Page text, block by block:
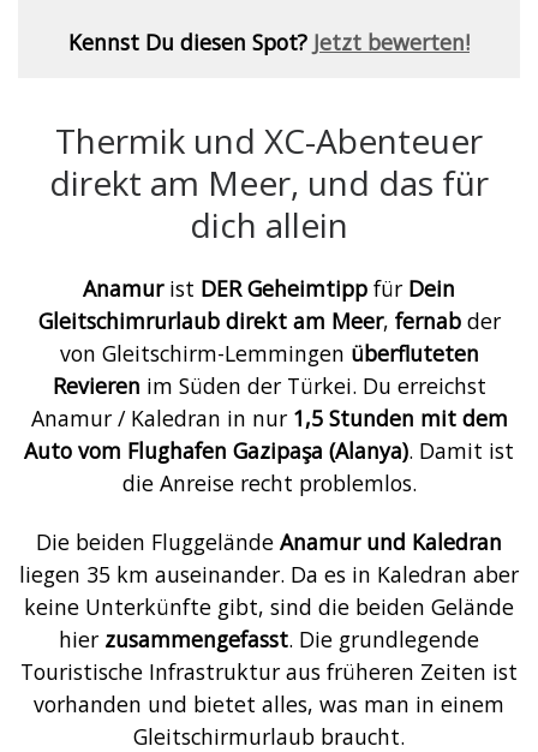
Kennst Du diesen Spot? Jetzt bewerten!
Thermik und XC-Abenteuer
direkt am Meer, und das für
dich allein
Anamurist DER Geheimtipp für Dein
Gleitschimrurlaub direkt am Meer, fernabder
von Gleitschirm-Lemmingen überfluteten
Revieren im Süden der Türkei. Du erreichst
Anamur / Kaledran in nur 1,5 Stunden mit dem
Auto vom Flughafen Gazipaşa (Alanya). Damit ist
die Anreise recht problemlos.
Die beiden Fluggelände Anamur und Kaledran
liegen 35 km auseinander. Da es in Kaledran aber
keine Unterkünfte gibt, sind die beiden Gelände
hier zusammengefasst. Die grundlegende
Touristische Infrastruktur aus früheren Zeiten ist
vorhanden und bietet alles, was man in einem
Gleitschirmurlaub braucht.